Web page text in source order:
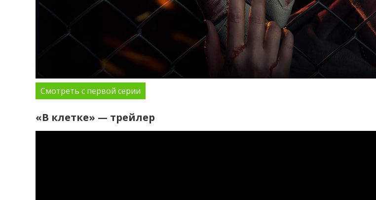
Смотреть с первой серии
«В клетке» — трейлер